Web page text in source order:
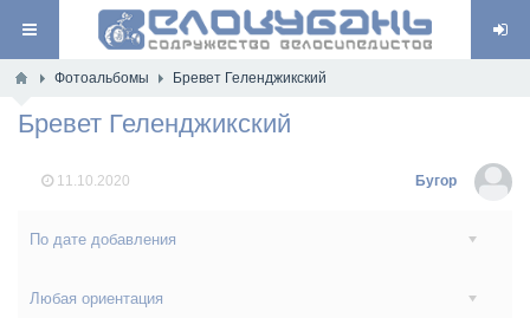
Фотоальбомы Бревет Геленджикский
Бревет Геленджикский
11.10.2020 Бугор
По дате добавления
Любая ориентация